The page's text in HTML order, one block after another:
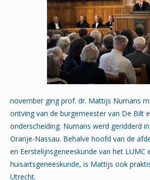
november ging prof. dr. Mattijs Numans
ontving van de burgemeester van De Bilt
onderscheiding. Numans werd geridderd
Oranje-Nassau. Behalve hoofd van de
en Eerstelijnsgeneeskunde van het LUMC
huisartsgeneeskunde, is Mattijs ook
Utrecht.